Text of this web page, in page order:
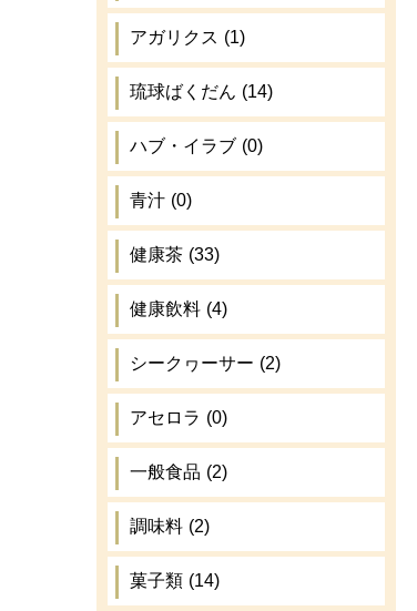
アガリクス (1)
琉球ばくだん (14)
ハブ・イラブ (0)
青汁 (0)
健康茶 (33)
健康飲料 (4)
シークヮーサー (2)
アセロラ (0)
一般食品 (2)
調味料 (2)
菓子類 (14)